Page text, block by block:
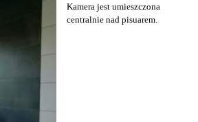
Kamera jest umieszczona
centralnie nad pisuarem.